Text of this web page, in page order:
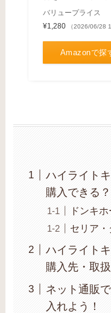
バリュープライス
¥1,280
（2026/06/28
Amazonで探
ハイライト
購入できる？
ドンキ
セリア・
ハイライト
購入先・取
ネット通販
入れよう！